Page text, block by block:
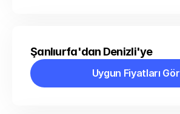
Şanlıurfa'dan Denizli'ye
Uygun Fiyatları Gör
Uygun Fiyatları Gör